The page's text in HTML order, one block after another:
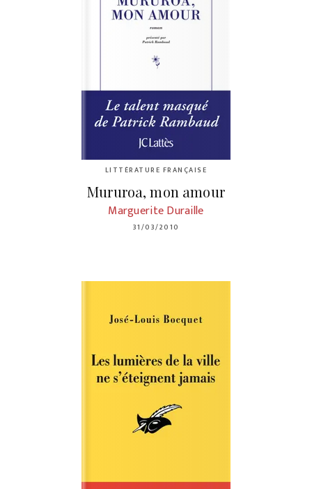
LITTÉRATURE FRANÇAISE
Mururoa, mon amour
Marguerite Duraille
31/03/2010